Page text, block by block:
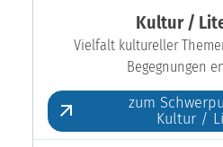
Kultur /
Vielfalt kultureller
Begegnungen
zum
Kultur /